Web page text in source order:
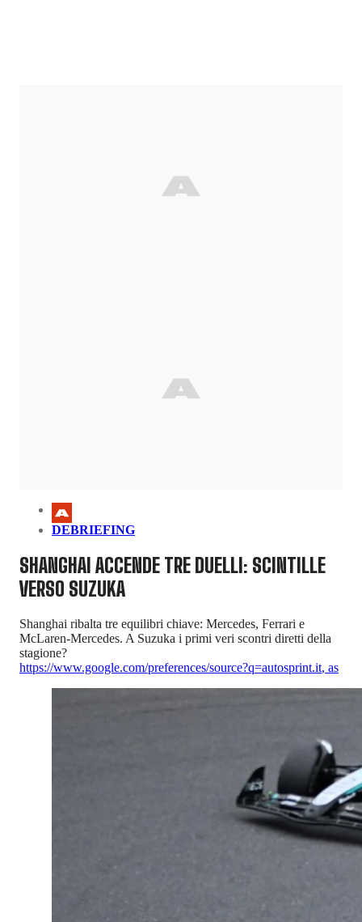
DEBRIEFING
SHANGHAI ACCENDE TRE DUELLI: SCINTILLE
VERSO SUZUKA
Shanghai ribalta tre equilibri chiave: Mercedes, Ferrari e
McLaren-Mercedes. A Suzuka i primi veri scontri diretti della
stagione?
https://www.google.com/preferences/source?q=autosprint.it, as